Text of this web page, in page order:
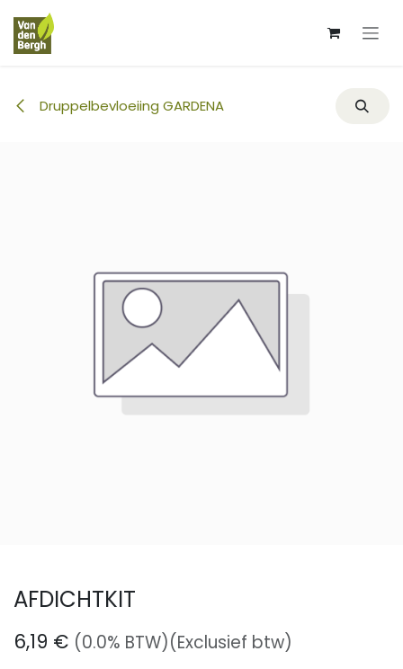
Overslaan naar inhoud
Druppelbevloeiing GARDENA
AFDICHTKIT
6,19 € (0.0% BTW)(Exclusief btw)